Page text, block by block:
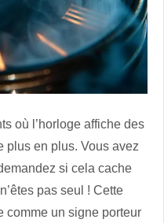
où l’horloge affiche des
plus en plus. Vous avez
si cela cache
pas seul ! Cette
comme un signe porteur